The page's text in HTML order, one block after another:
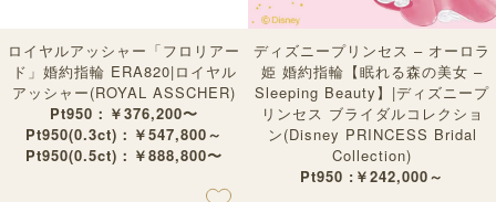
ロイヤルアッシャー「フロリアー
ド」婚約指輪 ERA820|ロイヤル
アッシャー(ROYAL ASSCHER)
Pt950：￥376,200〜
Pt950(0.3ct)：￥547,800～
Pt950(0.5ct)：￥888,800〜
ディズニープリンセス – オーロラ
姫 婚約指輪【眠れる森の美女 –
Sleeping Beauty】|ディズニープ
リンセス ブライダルコレクショ
ン(Disney PRINCESS Bridal
Collection)
Pt950 :￥242,000～